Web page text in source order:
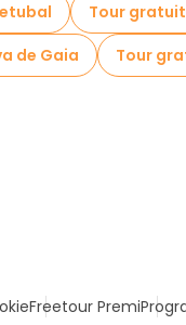
Tour
de Gaia
Tour
Freetour Premi